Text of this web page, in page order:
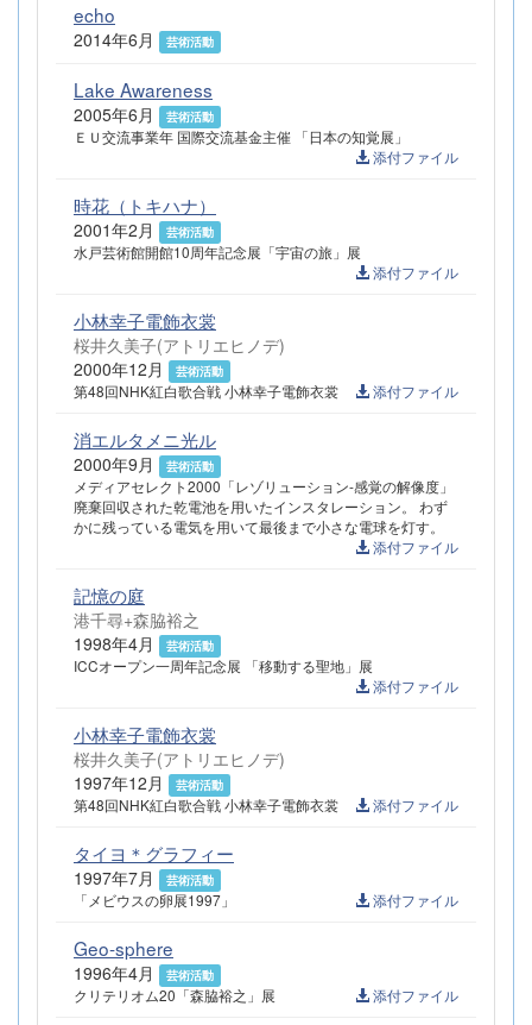
echo
2014年6月 芸術活動
Lake Awareness
2005年6月 芸術活動
ＥＵ交流事業年 国際交流基金主催 「日本の知覚展」
添付ファイル
時花（トキハナ）
2001年2月 芸術活動
水戸芸術館開館10周年記念展「宇宙の旅」展
添付ファイル
小林幸子電飾衣裳
桜井久美子(アトリエヒノデ)
2000年12月
芸術活動
第48回NHK紅白歌合戦 小林幸子電飾衣裳 添付ファイル
消エルタメニ光ル
2000年9月 芸術活動
メディアセレクト2000「レゾリューション-感覚の解像度」
廃棄回収された乾電池を用いたインスタレーション。 わず
かに残っている電気を用いて最後まで小さな電球を灯す。
添付ファイル
記憶の庭
港千尋+森脇裕之
1998年4月
芸術活動
ICCオープン一周年記念展 「移動する聖地」展
添付ファイル
小林幸子電飾衣裳
桜井久美子(アトリエヒノデ)
1997年12月
芸術活動
第48回NHK紅白歌合戦 小林幸子電飾衣裳 添付ファイル
タイヨ＊グラフィー
1997年7月 芸術活動
「メビウスの卵展1997」 添付ファイル
Geo-sphere
1996年4月 芸術活動
クリテリオム20「森脇裕之」展 添付ファイル